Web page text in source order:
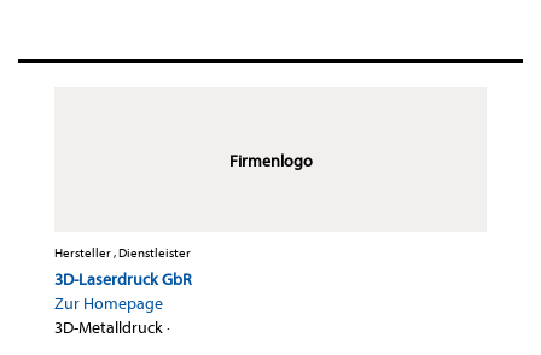
Firmenlogo
Hersteller , Dienstleister
3D-Laserdruck GbR
Zur Homepage
3D-Metalldruck·